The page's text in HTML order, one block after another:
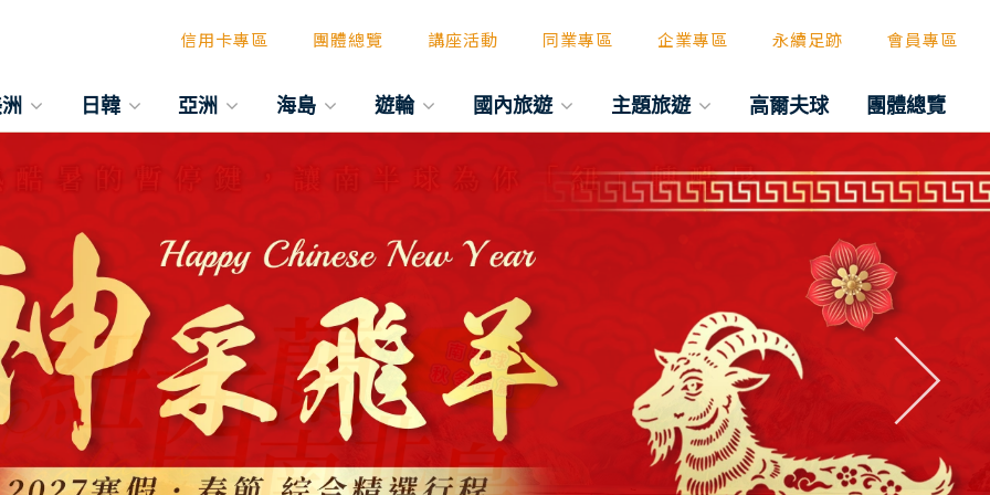
信用卡專區 團體總覽 講座活動 同業專區 企業專區 永續足跡 會員專區
日韓 亞洲 海島 遊輪 國內旅遊 主題旅遊 高爾夫球 團體總覽
往後